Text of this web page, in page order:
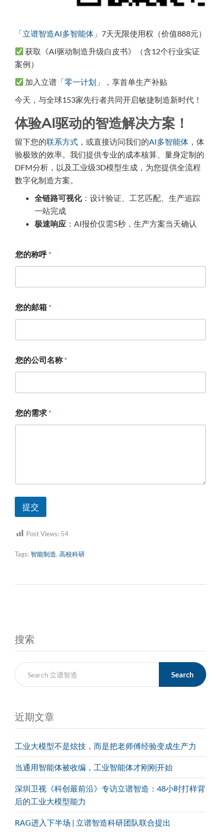
「立谱智造AI多智能体」 7天无限使用权（价值888元）
获取《AI驱动制造升级白皮书》（含12个行业实证
案例）
加入立谱 「零一计划」
，享首单生产补贴
今天，与全球153家先行者共同开启敏捷制造新时代！
体验AI驱动的智造解决方案！
留下您的联系方式 ，或直接访问我们的AI多智能体 ，体
验极致的效率。我们提供专业的成本核算、量身定制的
DFM分析，以及工业级3D模型生成，为您提供全流程
数字化制造方案。
全链路可视化：设计验证、工艺匹配、生产追踪
一站完成
极速响应 ：AI报价仅需5秒，生产方案当天确认
您的称呼*
您的邮箱 *
您的公司名称*
您
的
您的需求 *
提交
Post Views: 54
Tags:智能制造, 高校科研
搜索
Search
近期文章
工业大模型不是炫技，而是把老师傅经验变成生产力
当通用智能体被收编，工业智能体才刚刚开始
深圳卫视《科创最前沿》专访立谱智造：48小时打样背
后的工业大模型能力
RAG进入下半场 | 立谱智造科研团队联合提出